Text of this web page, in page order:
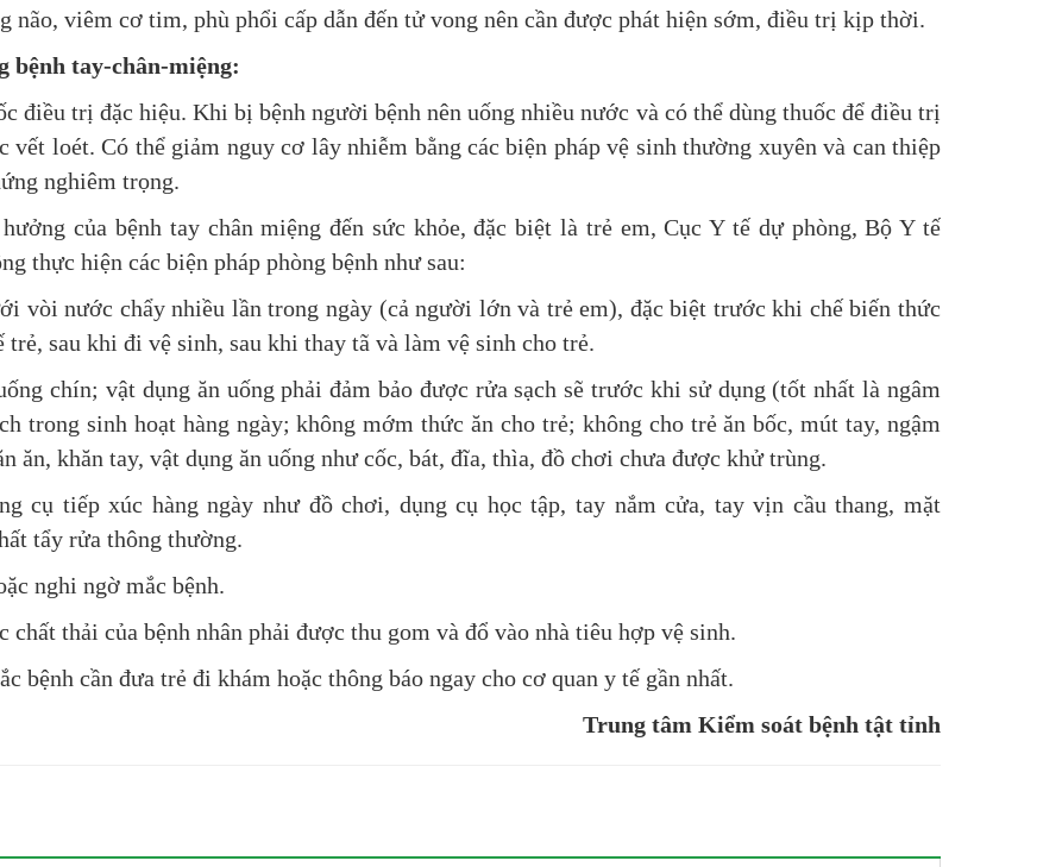
não, viêm cơ tim, phù phổi cấp dẫn đến tử vong nên cần được phát hiện sớm, điều trị kịp thời.
bệnh tay-chân-miệng:
điều trị đặc hiệu. Khi bị bệnh người bệnh nên uống nhiều nước và có thể dùng thuốc để điều trị
vết loét. Có thể giảm nguy cơ lây nhiễm bằng các biện pháp vệ sinh thường xuyên và can thiệp
nghiêm trọng.
của bệnh tay chân miệng đến sức khỏe, đặc biệt là trẻ em, Cục Y tế dự phòng, Bộ Y tế
thực hiện các biện pháp phòng bệnh như sau:
vòi nước chẩy nhiều lần trong ngày (cả người lớn và trẻ em), đặc biệt trước khi chế biến thức
sau khi đi vệ sinh, sau khi thay tã và làm vệ sinh cho trẻ.
chín; vật dụng ăn uống phải đảm bảo được rửa sạch sẽ trước khi sử dụng (tốt nhất là ngâm
trong sinh hoạt hàng ngày; không mớm thức ăn cho trẻ; không cho trẻ ăn bốc, mút tay, ngậm
ăn, khăn tay, vật dụng ăn uống như cốc, bát, đĩa, thìa, đồ chơi chưa được khử trùng.
cụ tiếp xúc hàng ngày như đồ chơi, dụng cụ học tập, tay nắm cửa, tay vịn cầu thang, mặt
tẩy rửa thông thường.
nghi ngờ mắc bệnh.
chất thải của bệnh nhân phải được thu gom và đổ vào nhà tiêu hợp vệ sinh.
bệnh cần đưa trẻ đi khám hoặc thông báo ngay cho cơ quan y tế gần nhất.
Trung tâm Kiểm soát bệnh tật tỉnh